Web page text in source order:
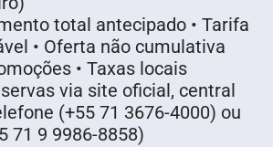
total antecipado • Tarifa
• Oferta não cumulativa
• Taxas locais
via site oficial, central
(+55 71 3676-4000) ou
71 9 9986-8858)